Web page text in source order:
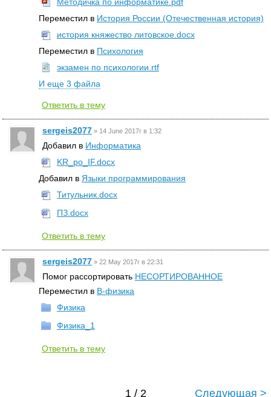
Методичка по информатике.pdf
Переместил в История России (Отечественная история)
история княжество литовское.docx
Переместил в Психология
экзамен по психологии.rtf
И еще 3 файла
Ответить в тему
sergeis2077 » 14 June 2017г в 1:32
Добавил в Информатика
KR_po_IF.docx
Добавил в Языки программирования
Титульник.docx
ПЗ.docx
Ответить в тему
sergeis2077 » 22 May 2017г в 22:31
Помог рассортировать НЕСОРТИРОВАННОЕ
Переместил в B-физика
Физика
Физика_1
Ответить в тему
1 / 2 Следующая >